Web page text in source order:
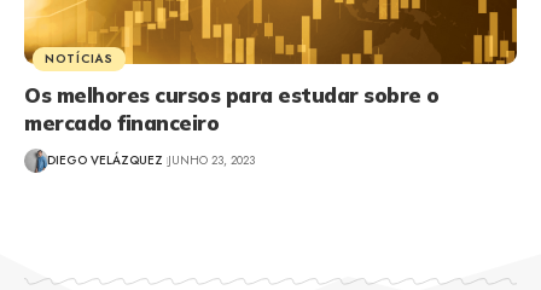
NOTÍCIAS
Os melhores cursos para estudar sobre o
mercado financeiro
DIEGO VELÁZQUEZ JUNHO 23, 2023